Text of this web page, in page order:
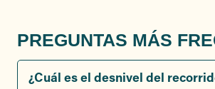
PREGUNTAS MÁS
¿Cuál es el desnivel del